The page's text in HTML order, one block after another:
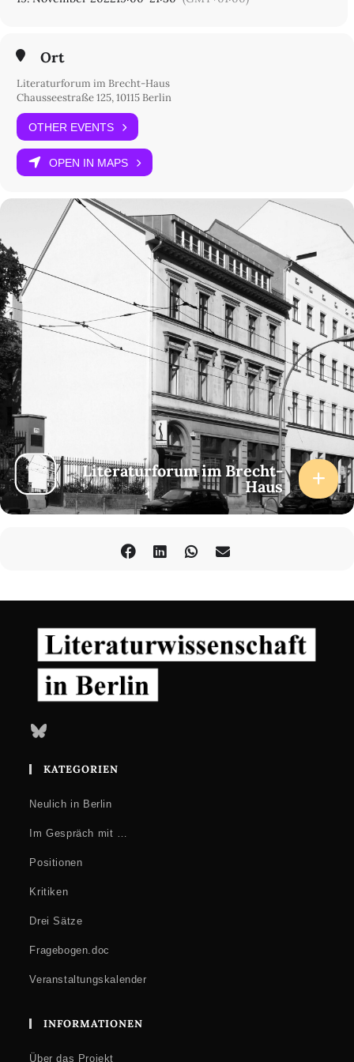
Ort
Literaturforum im Brecht-Haus
Chausseestraße 125, 10115 Berlin
OTHER EVENTS
OPEN IN MAPS
Literaturforum im Brecht-
Haus
Bluesky
KATEGORIEN
Neulich in Berlin
Im Gespräch mit …
Positionen
Kritiken
Drei Sätze
Fragebogen.doc
Veranstaltungskalender
INFORMATIONEN
Über das Projekt